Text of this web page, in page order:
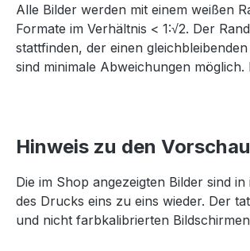
Alle Bilder werden mit einem weißen
Formate im Verhältnis < 1:√2. Der
stattfinden, der einen
sind minimale Abweichungen
Hinweis zu den
Die im Shop angezeigten Bilder sind
des Drucks eins zu eins wieder. Der
und nicht farbkalibrierten